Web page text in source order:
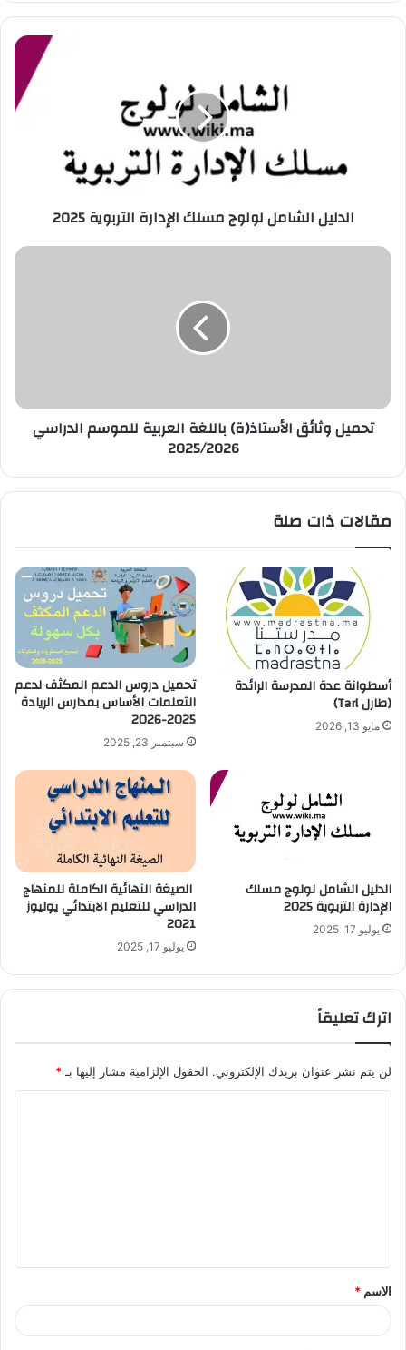
ر
ي
الدليل الشامل لولوج مسلك الإدارة التربوية 2025
تحميل وثائق الأستاذ(ة) باللغة العربية للموسم الدراسي
2025/2026
مقالات ذات صلة
أسطوانة عدة المدرسة الرائدة
(طارل Tarl)
مايو 13, 2026
تحميل دروس الدعم المكثف لدعم
التعلمات الأساس بمدارس الريادة
2025-2026
سبتمبر 23, 2025
الدليل الشامل لولوج مسلك
الإدارة التربوية 2025
يوليو 17, 2025
الصيغة النهائية الكاملة للمنهاج
الدراسي للتعليم الابتدائي يوليوز
2021
يوليو 17, 2025
اترك تعليقاً
لن يتم نشر عنوان بريدك الإلكتروني. الحقول الإلزامية مشار إليها بـ *
ق
*
الاسم *